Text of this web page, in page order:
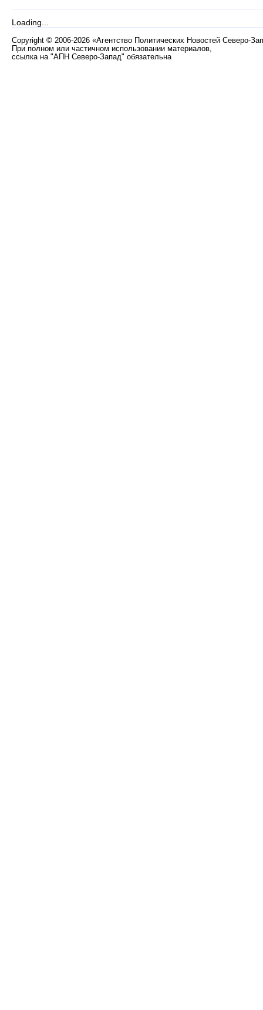
Loading...
Copyright © 2006-2026 «Агентство Политических Новостей Северо-
При полном или частичном использовании материалов,
ссылка на "АПН Северо-Запад" обязательна